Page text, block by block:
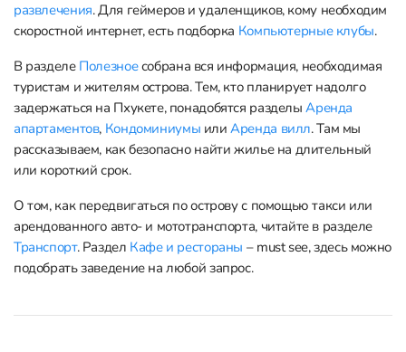
развлечения. Для геймеров и удаленщиков, кому необходим
скоростной интернет, есть подборка Компьютерные клубы.
В разделе Полезноесобрана вся информация, необходимая
туристам и жителям острова. Тем, кто планирует надолго
задержаться на Пхукете, понадобятся разделыАренда
апартаментов, Кондоминиумы илиАренда вилл. Там мы
рассказываем, как безопасно найти жилье на длительный
или короткий срок.
О том, как передвигаться по острову с помощью такси или
арендованного авто- и мототранспорта, читайте в разделе
Транспорт. Раздел Кафе и рестораны – must see, здесь можно
подобрать заведение на любой запрос.